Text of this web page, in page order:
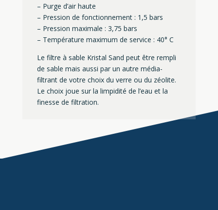
– Purge d’air haute
– Pression de fonctionnement : 1,5 bars
– Pression maximale : 3,75 bars
– Température maximum de service : 40° C
Le filtre à sable Kristal Sand peut être rempli
de sable mais aussi par un autre média-
filtrant de votre choix du verre ou du zéolite.
Le choix joue sur la limpidité de l’eau et la
finesse de filtration.